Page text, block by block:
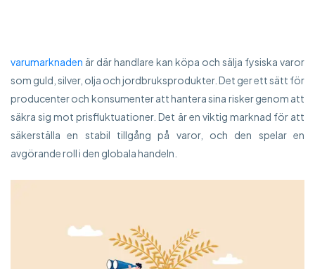
varumarknaden är där handlare kan köpa och sälja fysiska varor
som guld, silver, olja och jordbruksprodukter. Det ger ett sätt för
producenter och konsumenter att hantera sina risker genom att
säkra sig mot prisfluktuationer. Det är en viktig marknad för att
säkerställa en stabil tillgång på varor, och den spelar en
avgörande roll i den globala handeln.